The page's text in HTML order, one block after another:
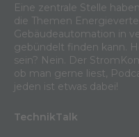
Eine zentrale Stelle
die Themen
Gebäudeautomation in
gebündelt finden kann.
sein? Nein. Der
ob man gerne liest,
jeden ist etwas dabei!
TechnikTalk